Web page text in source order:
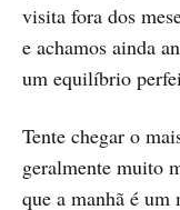
visita fora dos
e achamos ainda
um equilíbrio
Tente chegar o
geralmente muito
que a manhã é